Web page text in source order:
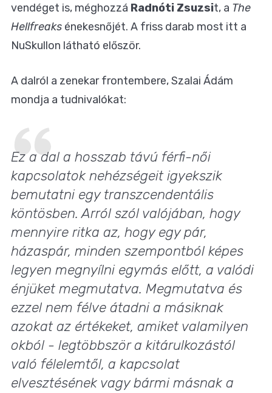
vendéget is, méghozzá Radnóti Zsuzsit, a The
Hellfreaks énekesnőjét. A friss darab most itt a
NuSkullon látható először.
A dalról a zenekar frontembere, Szalai Ádám
mondja a tudnivalókat:
Ez a dal a hosszab távú férfi-női
kapcsolatok nehézségeit igyekszik
bemutatni egy transzcendentális
köntösben. Arról szól valójában, hogy
mennyire ritka az, hogy egy pár,
házaspár, minden szempontból képes
legyen megnyílni egymás előtt, a valódi
énjüket megmutatva. Megmutatva és
ezzel nem félve átadni a másiknak
azokat az értékeket, amiket valamilyen
okból - legtöbbször a kitárulkozástól
való félelemtől, a kapcsolat
elvesztésének vagy bármi másnak a